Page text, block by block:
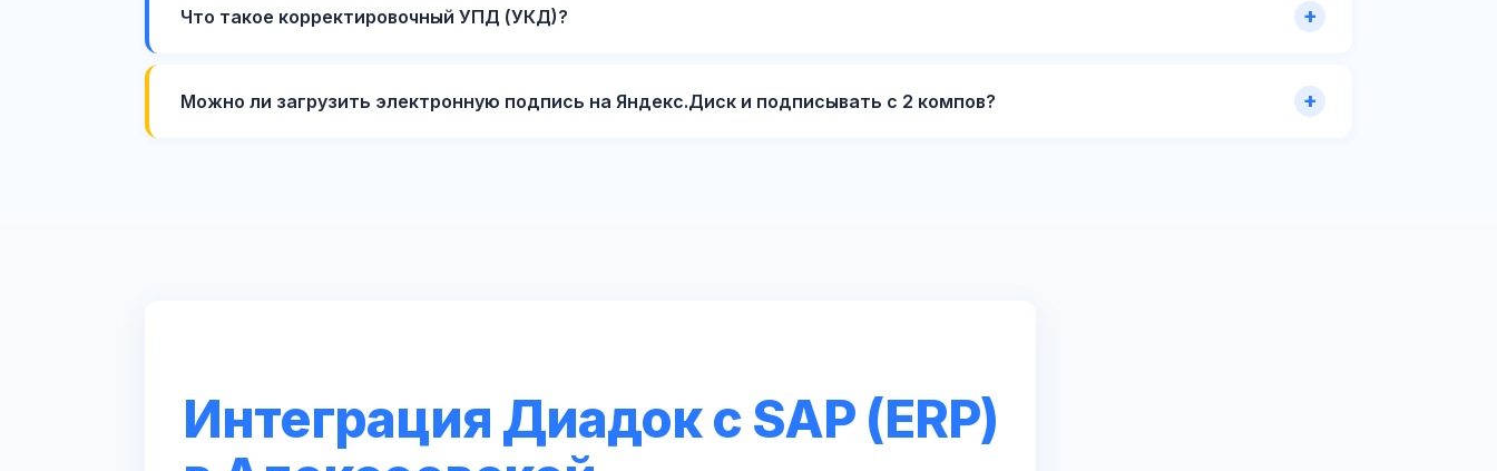
Что такое корректировочный УПД (УКД)?
Можно ли загрузить электронную подпись на Яндекс.Диск и подписывать с 2 компов?
Интеграция Диадок с SAP (ERP)